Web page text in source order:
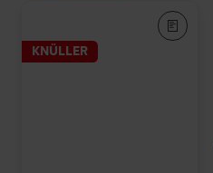
KNÜLLER